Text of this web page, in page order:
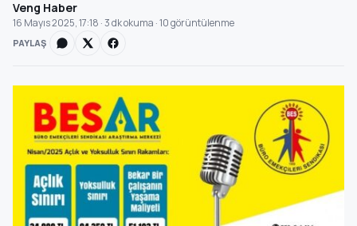
Veng Haber
16 Mayıs 2025, 17:18 · 3 dk okuma · 10 görüntülenme
PAYLAŞ